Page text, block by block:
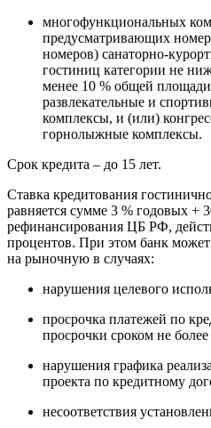
многофункциональных
предусматривающих
номеров) санаторно-
гостиниц категории не
менее 10 % общей площади
развлекательные и
комплексы, и (или)
горнолыжные комплексы.
Срок кредита – до 15 лет.
Ставка кредитования
равняется сумме 3 % годовых +
рефинансирования ЦБ РФ,
процентов. При этом банк может
на рыночную в случаях:
нарушения целевого
просрочка платежей по
просрочки сроком не
нарушения графика
проекта по кредитному
несоответствия